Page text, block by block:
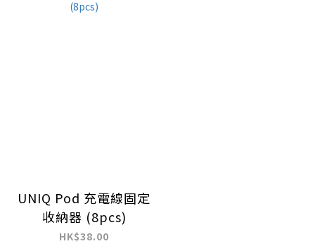
UNIQ Pod 充電線固定
收納器 (8pcs)
HK$38.00